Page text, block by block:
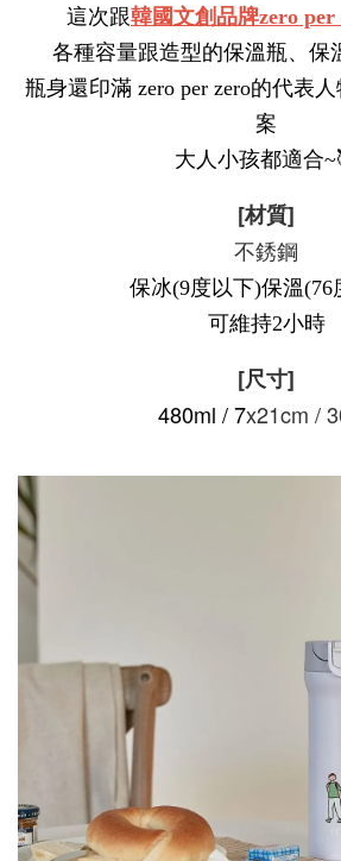
這次跟韓國文創品牌zero per
各種容量跟造型的保溫瓶、保
瓶身還印滿 zero per zero的代表
案
大人小孩都適合
[材質]
不銹鋼
保冰(9度以下)保溫(76
可維持2小時
[尺寸]
480ml / 7x21cm /